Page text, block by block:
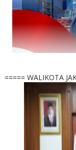
===== WALIKOTA